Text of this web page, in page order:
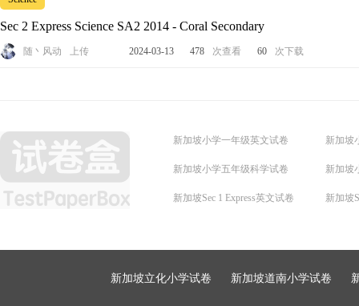
Sec 2 Express Science SA2 2014 - Coral Secondary
随丶风动 上传 2024-03-13 478 次查看 60 次下载
新加坡小学一年级英文试卷 新加坡
新加坡小学五年级科学试卷 新加坡
新加坡Sec 1 Express英文试卷 新加坡
新加坡立化小学试卷 新加坡道南小学试卷